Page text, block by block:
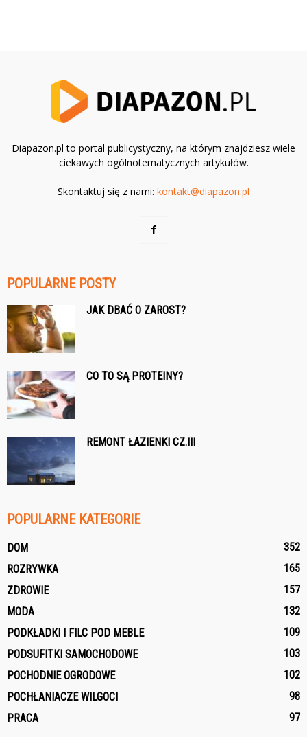
Diapazon.pl to portal publicystyczny, na którym znajdziesz wiele
ciekawych ogólnotematycznych artykułów.
Skontaktuj się z nami: kontakt@diapazon.pl
POPULARNE POSTY
JAK DBAĆ O ZAROST?
CO TO SĄ PROTEINY?
REMONT ŁAZIENKI CZ.III
POPULARNE KATEGORIE
DOM
352
ROZRYWKA
165
ZDROWIE
157
MODA
132
PODKŁADKI I FILC POD MEBLE
109
PODSUFITKI SAMOCHODOWE
103
POCHODNIE OGRODOWE
102
POCHŁANIACZE WILGOCI
98
PRACA
97